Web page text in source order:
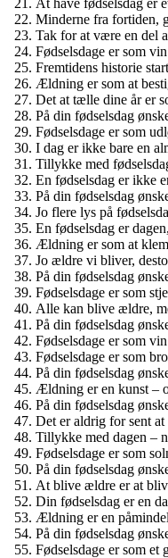
Minderne fra fortiden,
Tak for at være en del
Fødselsdage er som
Fremtidens historie
Ældning er som at
Det at tælle dine år er
På din fødselsdag
Fødselsdage er som
I dag er ikke bare en
Tillykke med
En fødselsdag er ikke
På din fødselsdag
Jo flere lys på
En fødselsdag er
Ældning er som at
Jo ældre vi bliver,
På din fødselsdag
Fødselsdage er som
Alle kan blive ældre,
På din fødselsdag
Fødselsdage er som
Fødselsdage er som
På din fødselsdag
Ældning er en kunst –
På din fødselsdag
Det er aldrig for sent
Tillykke med dagen –
Fødselsdage er som
På din fødselsdag
At blive ældre er at
Din fødselsdag er en
Ældning er en
På din fødselsdag
Fødselsdage er som et